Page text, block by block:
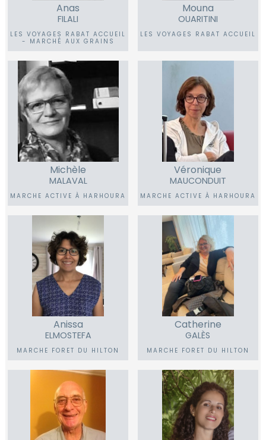
Anas
FILALI
LES VOYAGES RABAT ACCUEIL
- MARCHÉ AUX GRAINS
Mouna
OUARITINI
LES VOYAGES RABAT ACCUEIL
Michèle
MALAVAL
MARCHE ACTIVE À HARHOURA
Véronique
MAUCONDUIT
MARCHE ACTIVE À HARHOURA
Anissa
ELMOSTEFA
MARCHE FORET DU HILTON
Catherine
GALÈS
MARCHE FORET DU HILTON